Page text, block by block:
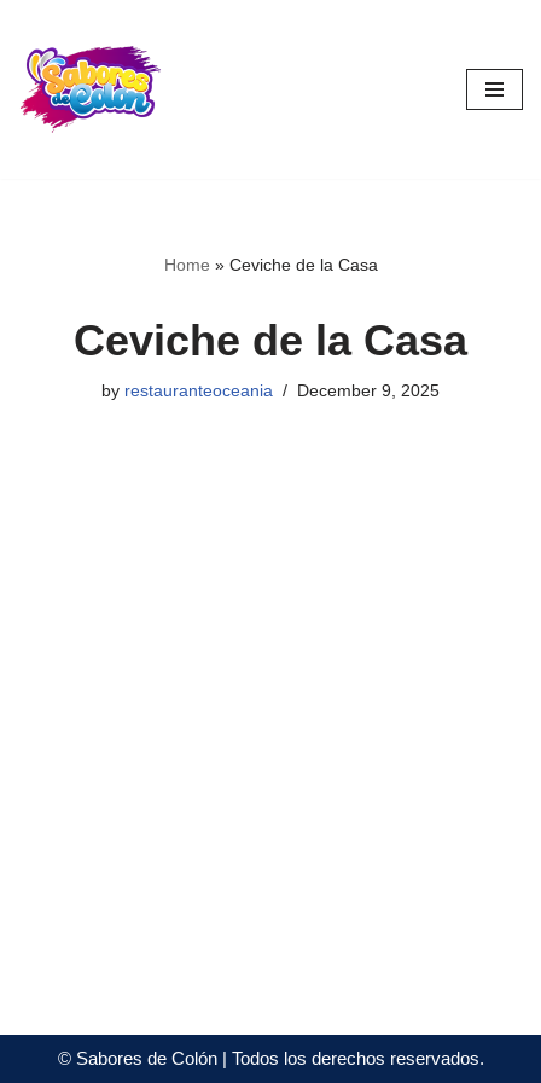
Skip
to
content
Home » Ceviche de la Casa
Ceviche de la Casa
by restauranteoceania December 9, 2025
©Sabores de Colón| Todos los derechos reservados.